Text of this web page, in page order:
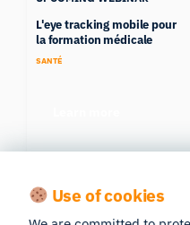
L'eye tracking mobile pour
la formation médicale
SANTÉ
Use of cookies